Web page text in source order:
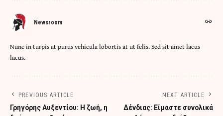
Newsroom
Nunc in turpis at purus vehicula lobortis at ut felis. Sed sit amet lacus
lacus.
PREVIOUS ARTICLE
Γρηγόρης Αυξεντίου: Η ζωή, η
NEXT ARTICLE
Δένδιας: Είμαστε συνολικά